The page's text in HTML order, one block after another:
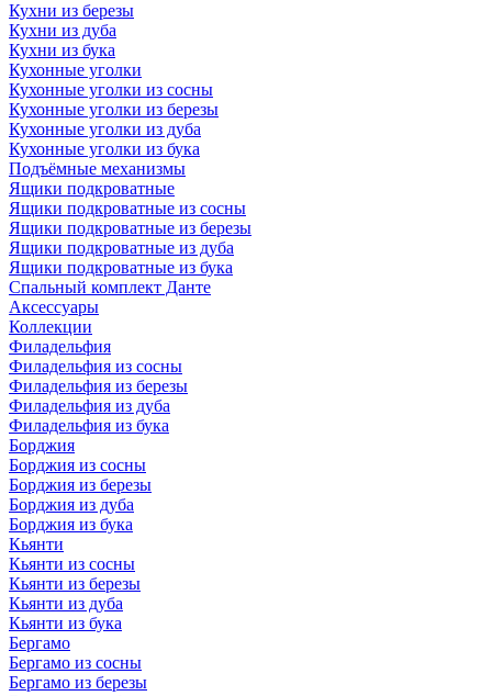
Кухни из березы
Кухни из дуба
Кухни из бука
Кухонные уголки
Кухонные уголки из сосны
Кухонные уголки из березы
Кухонные уголки из дуба
Кухонные уголки из бука
Подъёмные механизмы
Ящики подкроватные
Ящики подкроватные из сосны
Ящики подкроватные из березы
Ящики подкроватные из дуба
Ящики подкроватные из бука
Спальный комплект Данте
Аксессуары
Коллекции
Филадельфия
Филадельфия из сосны
Филадельфия из березы
Филадельфия из дуба
Филадельфия из бука
Борджия
Борджия из сосны
Борджия из березы
Борджия из дуба
Борджия из бука
Кьянти
Кьянти из сосны
Кьянти из березы
Кьянти из дуба
Кьянти из бука
Бергамо
Бергамо из сосны
Бергамо из березы